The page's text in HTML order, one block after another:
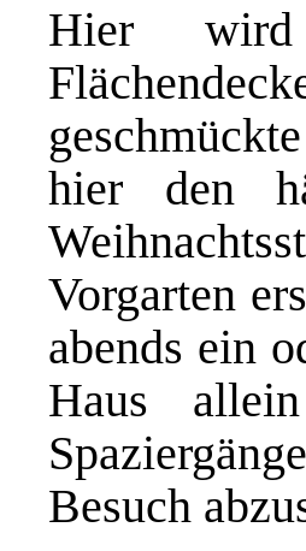
Hier
hier den
Vorgarten
abends ein
Haus
Besuch